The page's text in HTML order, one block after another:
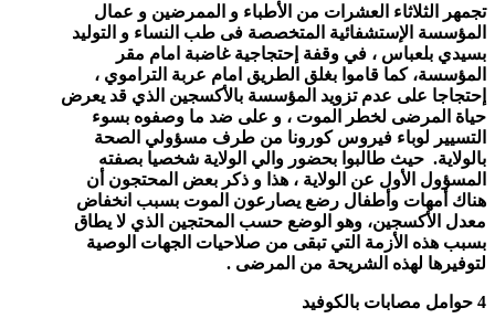
تجمهر الثلاثاء العشرات من الأطباء و الممرضين و عمال
المؤسسة الإستشفائية المتخصصة فى طب النساء و التوليد
بسيدي بلعباس ، في وقفة إحتجاجية غاضبة امام مقر
المؤسسة، كما قاموا بغلق الطريق امام عربة التراموي ،
إحتجاجا على عدم تزويد المؤسسة بالأكسجين الذي قد يعرض
حياة المرضى لخطر الموت ، و على ضد ما وصفوه بسوء
التسيير لوباء فيروس كورونا من طرف مسؤولي الصحة
بالولاية. حيث طالبوا بحضور والي الولاية شخصيا بصفته
المسؤول الأول عن الولاية ، هذا و ذكر بعض المحتجون أن
هناك أمهات وأطفال رضع يصارعون الموت بسبب انخفاض
معدل الأكسجين، وهو الوضع حسب المحتجين الذي لا يطاق
بسبب هذه الأزمة التي تبقى من صلاحيات الجهات الوصية
لتوفيرها لهذه الشريحة من المرضى .
4 حوامل مصابات بالكوفيد